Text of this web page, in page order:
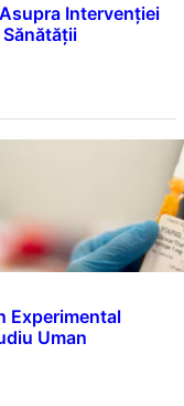
Intervenției
Experimental
Uman